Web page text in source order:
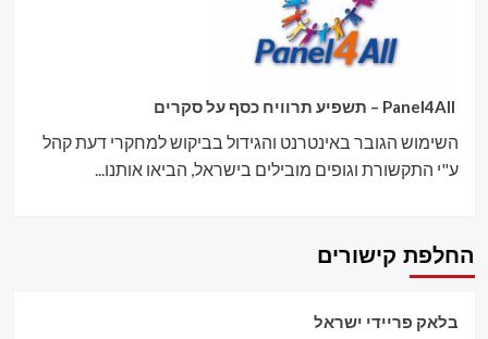
השימוש הגובר באינטרנט והגידול בביקוש למחקרי דעת קהל
ע"י התקשורת וגופים מובילים בישראל, הביאו אותנו...
החלפת קישורים
בלאק פריידי ישראל